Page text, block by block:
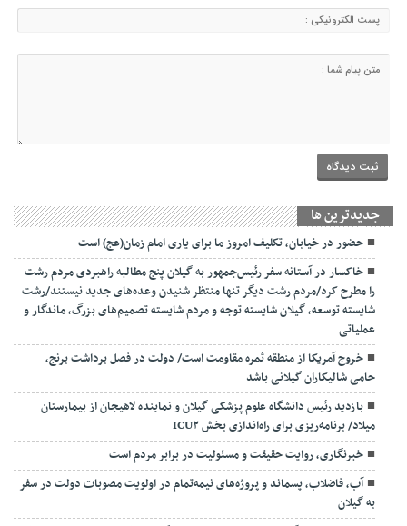
جديدترين ها
حضور در خیابان، تکلیف امروز ما برای یاری امام زمان(عج) است
خاکسار در آستانه سفر رئیس‌جمهور به گیلان پنج مطالبه راهبردی مردم رشت
را مطرح کرد/مردم رشت دیگر تنها منتظر شنیدن وعده‌های جدید نیستند/رشت
شایسته توسعه، گیلان شایسته توجه و مردم شایسته تصمیم‌های بزرگ، ماندگار و
عملیاتی
خروج آمریکا از منطقه ثمره مقاومت است/ دولت در فصل برداشت برنج،
حامی شالیکاران گیلانی باشد
بازدید رئیس دانشگاه علوم پزشکی گیلان و نماینده لاهیجان از بیمارستان
میلاد/ برنامه‌ریزی برای راه‌اندازی بخش ICU۲
خبرنگاری، روایت حقیقت و مسئولیت‌ در برابر مردم است
آب، فاضلاب، پسماند و پروژه‌های نیمه‌تمام در اولویت مصوبات دولت در سفر
به گیلان